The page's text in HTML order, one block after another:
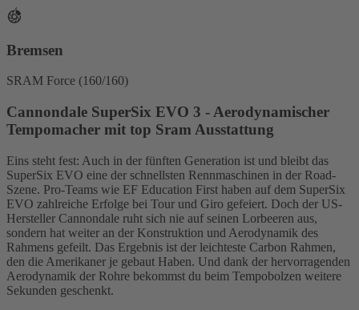
Bremsen
SRAM Force (160/160)
Cannondale SuperSix EVO 3 - Aerodynamischer
Tempomacher mit top Sram Ausstattung
Eins steht fest: Auch in der fünften Generation ist und bleibt das
SuperSix EVO eine der schnellsten Rennmaschinen in der Road-
Szene. Pro-Teams wie EF Education First haben auf dem SuperSix
EVO zahlreiche Erfolge bei Tour und Giro gefeiert. Doch der US-
Hersteller Cannondale ruht sich nie auf seinen Lorbeeren aus,
sondern hat weiter an der Konstruktion und Aerodynamik des
Rahmens gefeilt. Das Ergebnis ist der leichteste Carbon Rahmen,
den die Amerikaner je gebaut Haben. Und dank der hervorragenden
Aerodynamik der Rohre bekommst du beim Tempobolzen weitere
Sekunden geschenkt.